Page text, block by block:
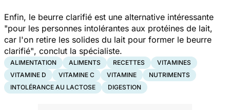
Enfin, le beurre clarifié est une alternative intéressante
"pour les personnes intolérantes aux protéines de lait,
car l'on retire les solides du lait pour former le beurre
clarifié", conclut la spécialiste.
ALIMENTATION ALIMENTS RECETTES
VITAMINES
VITAMINE D
VITAMINE C VITAMINE
NUTRIMENTS
INTOLÉRANCE AU LACTOSE
DIGESTION